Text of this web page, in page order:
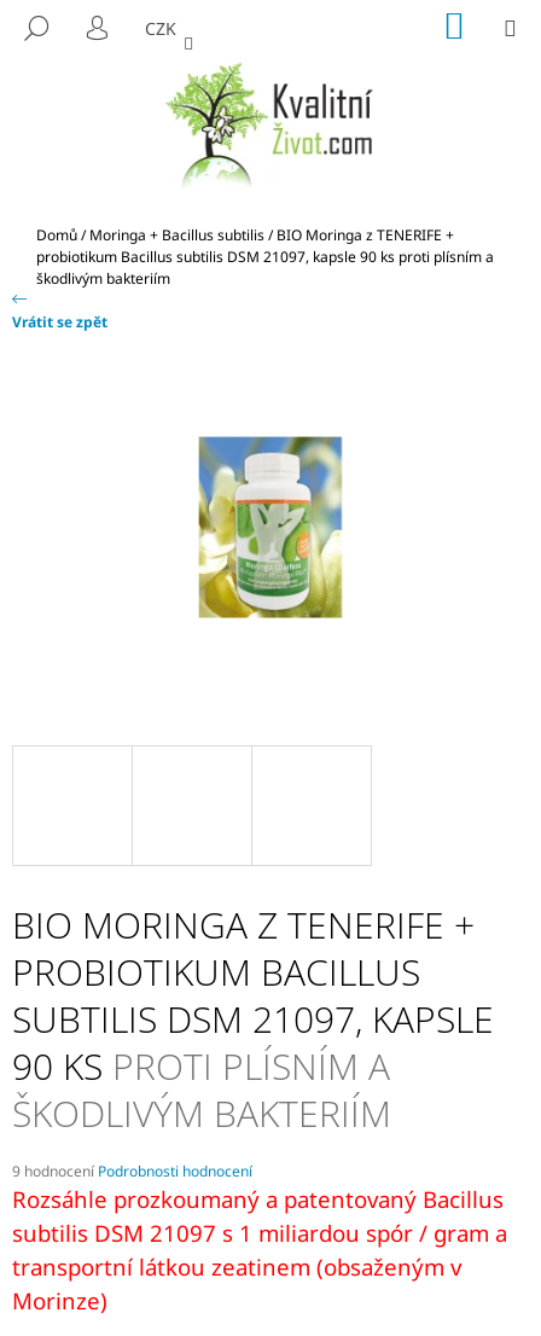
HLEDAT
PŘIHLÁŠENÍ
CZK KOŠÍK
Domů/ Moringa + Bacillus subtilis/ BIO Moringa z TENERIFE +
probiotikum Bacillus subtilis DSM 21097, kapsle 90 ks proti plísním a
škodlivým bakteriím
Vrátit se zpět
BIO MORINGA Z TENERIFE +
PROBIOTIKUM BACILLUS
SUBTILIS DSM 21097, KAPSLE
90 KS PROTI PLÍSNÍM A
ŠKODLIVÝM BAKTERIÍM
Průměrné
hodnocení
produktu
je
4,2
z
5
9 hodnocení Podrobnosti hodnocení
Rozsáhle prozkoumaný a patentovaný Bacillus
subtilis DSM 21097 s 1 miliardou spór / gram a
transportní látkou zeatinem (obsaženým v
Morinze)
O
T
Ř
E
D
O
P
O
R
U
Č
U
J
E
E
BIO
MORINGA
Z
TENERIFE
+